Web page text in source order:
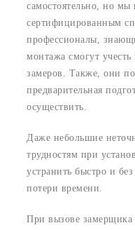
самостоятельно, но мы
сертифицированным
профессионалы,
монтажа смогут
замеров. Также, они
предварительная
осуществить.
Даже небольшие
трудностям при
устранить быстро и
потери времени.
При вызове